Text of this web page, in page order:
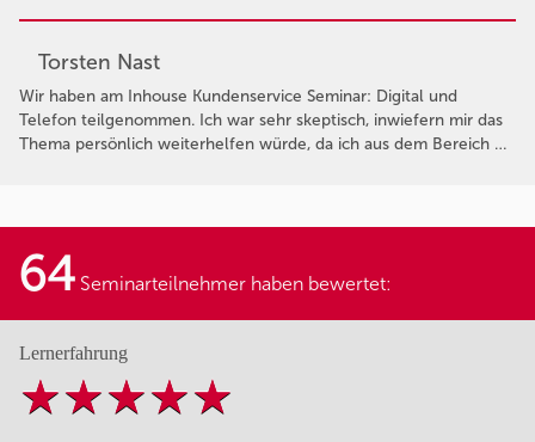
Torsten Nast
Wir haben am Inhouse Kundenservice Seminar: Digital und
Telefon teilgenommen. Ich war sehr skeptisch, inwiefern mir das
Thema persönlich weiterhelfen würde, da ich aus dem Bereich …
64 Seminarteilnehmer haben bewertet:
Lernerfahrung